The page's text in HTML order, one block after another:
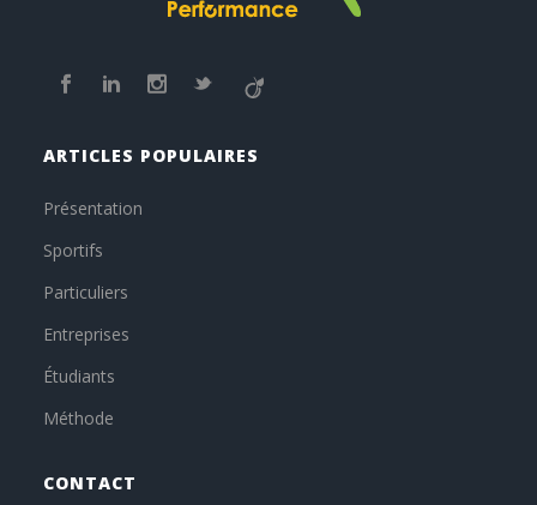
ARTICLES POPULAIRES
Présentation
Sportifs
Particuliers
Entreprises
Étudiants
Méthode
CONTACT